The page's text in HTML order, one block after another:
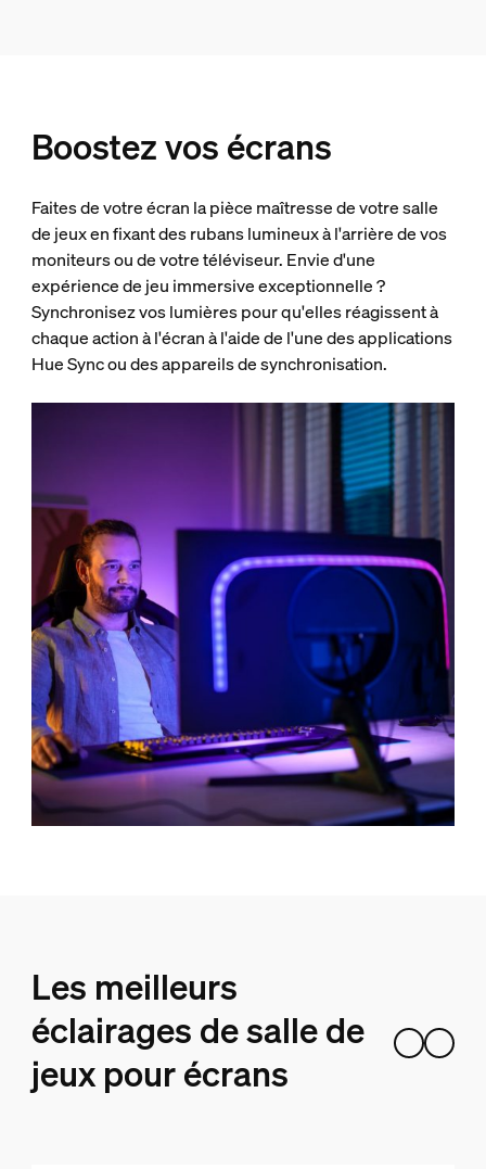
Boostez vos écrans
Faites de votre écran la pièce maîtresse de votre salle
de jeux en fixant des rubans lumineux à l'arrière de vos
moniteurs ou de votre téléviseur. Envie d'une
expérience de jeu immersive exceptionnelle ?
Synchronisez vos lumières pour qu'elles réagissent à
chaque action à l'écran à l'aide de l'une des applications
Hue Sync ou des appareils de synchronisation.
Les meilleurs
éclairages de salle de
jeux pour écrans